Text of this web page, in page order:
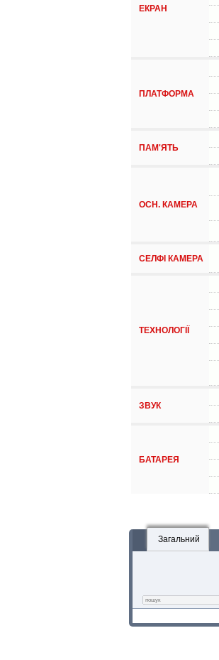
ЕКРАН
ПЛАТФОРМА
ПАМ'ЯТЬ
ОСН. КАМЕРА
СЕЛФІ КАМЕРА
ТЕХНОЛОГІЇ
ЗВУК
БАТАРЕЯ
Загальний